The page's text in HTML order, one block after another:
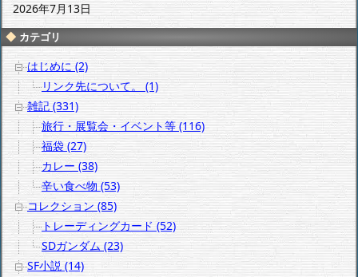
2026年7月13日
カテゴリ
はじめに (2)
リンク先について。 (1)
雑記 (331)
旅行・展覧会・イベント等 (116)
福袋 (27)
カレー (38)
辛い食べ物 (53)
コレクション (85)
トレーディングカード (52)
SDガンダム (23)
SF小説 (14)